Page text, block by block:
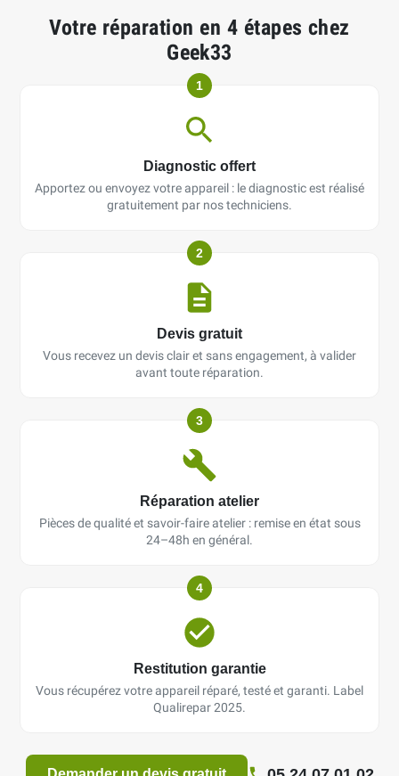
Votre réparation en 4 étapes chez
Geek33
1
Diagnostic offert
Apportez ou envoyez votre appareil : le diagnostic est réalisé
gratuitement par nos techniciens.
2
Devis gratuit
Vous recevez un devis clair et sans engagement, à valider
avant toute réparation.
3
Réparation atelier
Pièces de qualité et savoir-faire atelier : remise en état sous
24–48h en général.
4
Restitution garantie
Vous récupérez votre appareil réparé, testé et garanti. Label
Qualirepar 2025.